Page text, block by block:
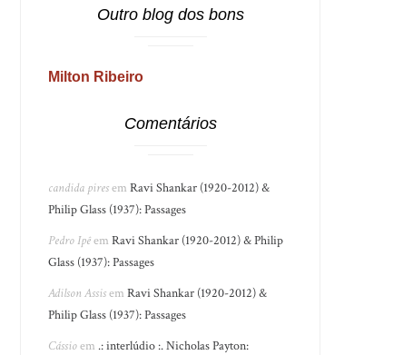
Outro blog dos bons
Milton Ribeiro
Comentários
candida piresemRavi Shankar (1920-2012) &
Philip Glass (1937): Passages
Pedro IpêemRavi Shankar (1920-2012) & Philip
Glass (1937): Passages
Adilson AssisemRavi Shankar (1920-2012) &
Philip Glass (1937): Passages
Cássioem .: interlúdio :. Nicholas Payton: